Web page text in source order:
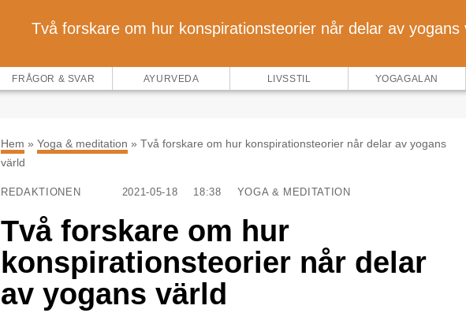
Två forskare om hur konspirationsteorier når delar av yogans
FRÅGOR & SVAR AYURVEDA LIVSSTIL YOGAGALAN
Hem » Yoga & meditation » Två forskare om hur konspirationsteorier når delar av yogans
värld
REDAKTIONEN 2021-05-18 18:38 YOGA & MEDITATION
Två forskare om hur
konspirationsteorier når delar
av yogans värld